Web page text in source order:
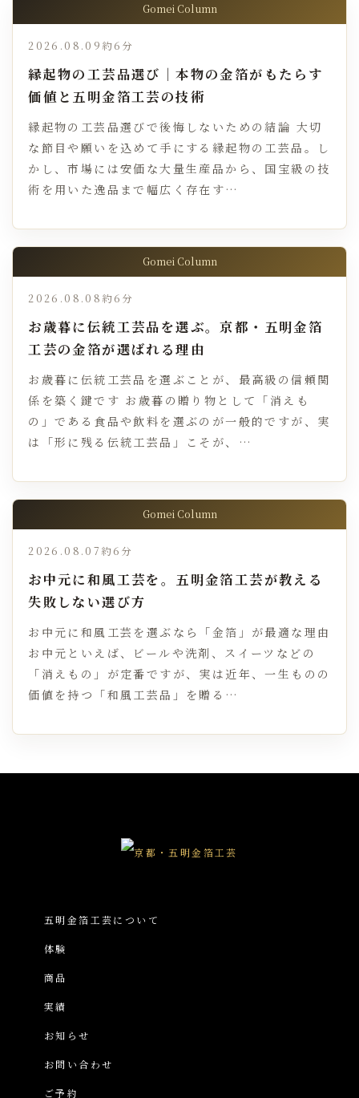
Gomei Column
2026.08.09 約6分
縁起物の工芸品選び｜本物の金箔がもたらす
価値と五明金箔工芸の技術
縁起物の工芸品選びで後悔しないための結論 大切
な節目や願いを込めて手にする縁起物の工芸品。し
かし、市場には安価な大量生産品から、国宝級の技
術を用いた逸品まで幅広く存在す…
Gomei Column
2026.08.08 約6分
お歳暮に伝統工芸品を選ぶ。京都・五明金箔
工芸の金箔が選ばれる理由
お歳暮に伝統工芸品を選ぶことが、最高級の信頼関
係を築く鍵です お歳暮の贈り物として「消えも
の」である食品や飲料を選ぶのが一般的ですが、実
は「形に残る伝統工芸品」こそが、…
Gomei Column
2026.08.07 約6分
お中元に和風工芸を。五明金箔工芸が教える
失敗しない選び方
お中元に和風工芸を選ぶなら「金箔」が最適な理由
お中元といえば、ビールや洗剤、スイーツなどの
「消えもの」が定番ですが、実は近年、一生ものの
価値を持つ「和風工芸品」を贈る…
五明金箔工芸について
体験
商品
実績
お知らせ
お問い合わせ
ご予約